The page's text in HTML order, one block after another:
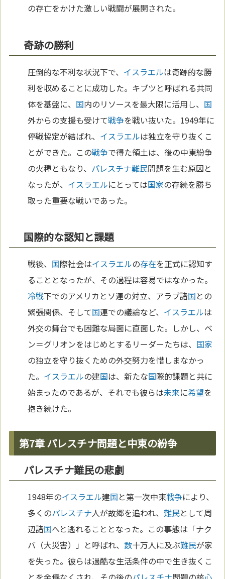
の存亡をかけた激しい戦闘が展開された。
奇跡の勝利
圧倒的な不利な状況下で、 イスラエルは奇跡的な勝
利を収めることに成功した。キブツと呼ばれる共同
体を基盤に、 国内のリソースを最大限に活用し、 国
外からの支援も受けて戦争を戦い抜いた。1949年に
停戦協定が結ばれ、 イスラエルは独立を守り抜くこ
とができた。この戦争で得た領土は、後の中東紛争
の火種ともなり、 パレスチナ難民問題を生む原因と
なったが、 イスラエルにとっては国家の存続を勝ち
取った重要な戦いであった。
国際的な認知と課題
戦後、 国際社会はイスラエルの存在を正式に認知す
ることとなったが、その過程は容易ではなかった。
冷戦下でのアメリカとソ連の対立、アラブ諸国との
緊張関係、そして国連での議論など、 イスラエルは
外交の舞台でも困難な局面に直面した。しかし、ベ
ン＝グリオンをはじめとするリーダーたちは、 国家
の独立を守り抜くための外交努力を惜しまなかっ
た。 イスラエルの建国は、新たな国際的課題と共に
始まったのであるが、それでも彼らは未来に希望を
抱き続けた。
第7章 パレスチナ問題と中東の紛争
パレスチナ難民の悲劇
1948年のイスラエル建国と第一次中東戦争により、
多くのパレスチナ人が故郷を追われ、難民として周
辺諸国へと逃れることとなった。この事態は「ナク
バ（大災害）」と呼ばれ、数十万人に及ぶ難民が家
を失った。彼らは過酷な生活条件の中で生き抜くこ